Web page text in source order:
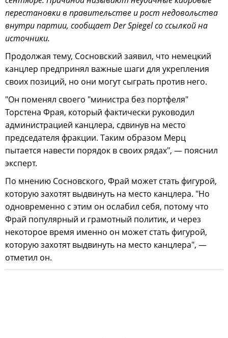
перестановки в правительстве и рост недовольства
внутри партии, сообщает Der Spiegel со ссылкой на
источники.
Продолжая тему, Сосновский заявил, что немецкий
канцлер предпринял важные шаги для укрепления
своих позиций, но они могут сыграть против него.
"Он поменял своего "министра без портфеля"
Торстена Фрая, который фактически руководил
администрацией канцлера, сдвинув на место
председателя фракции. Таким образом Мерц
пытается навести порядок в своих рядах", — пояснил
эксперт.
По мнению Сосновского, Фрай может стать фигурой,
которую захотят выдвинуть на место канцлера. "Но
одновременно с этим он ослабил себя, потому что
Фрай популярный и грамотный политик, и через
некоторое время именно он может стать фигурой,
которую захотят выдвинуть на место канцлера", —
отметил он.